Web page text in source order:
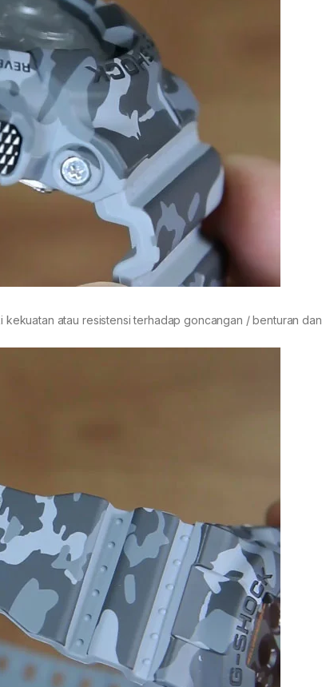
kekuatan atau resistensi terhadap goncangan / benturan dan